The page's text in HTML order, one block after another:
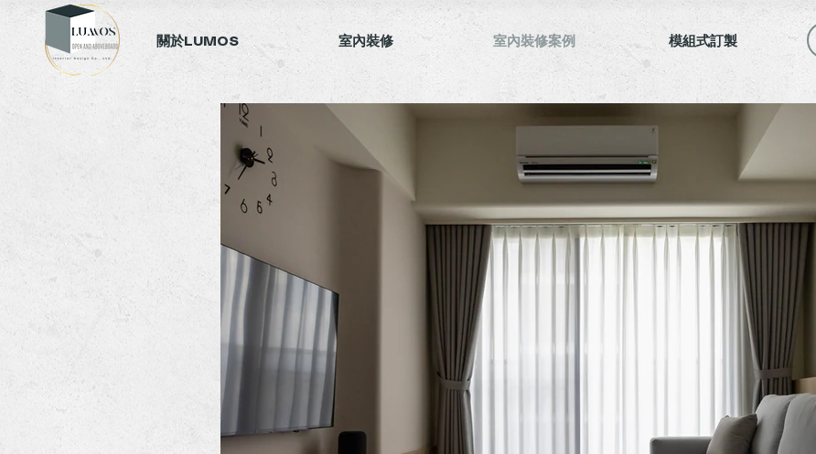
關於LUMOS 室內裝修 室內裝修案例 模組式訂製